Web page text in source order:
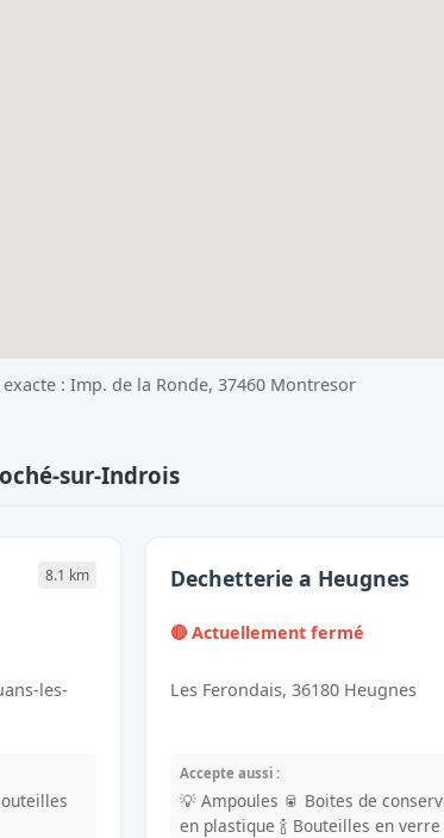
: Imp. de la Ronde, 37460 Montresor
sur-Indrois
8.1 km
les-
Dechetterie a Heugnes
🔴 Actuellement fermé
Les Ferondais, 36180 Heugnes
Accepte aussi :
💡 Ampoules 🥫 Boites de
en plastique 🍾 Bouteilles en verre